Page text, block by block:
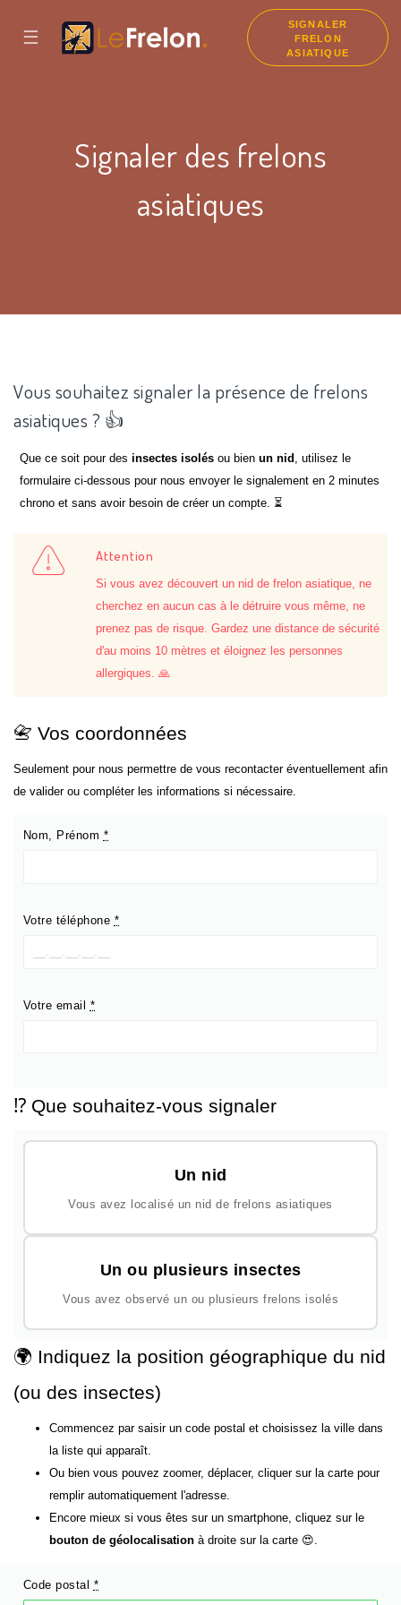
☰
SIGNALER
FRELON
ASIATIQUE
Signaler des frelons
asiatiques
Vous souhaitez signaler la présence de frelons
asiatiques ? 👍
Que ce soit pour desinsectes isolés ou bienun nid , utilisez le
formulaire ci-dessous pour nous envoyer le signalement en 2 minutes
chrono et sans avoir besoin de créer un compte. ⏳
Attention
Si vous avez découvert un nid de frelon asiatique, ne
cherchez en aucun cas à le détruire vous même, ne
prenez pas de risque. Gardez une distance de sécurité
d'au moins 10 mètres et éloignez les personnes
allergiques. 🙏
📇 Vos coordonnées
Seulement pour nous permettre de vous recontacter éventuellement afin
de valider ou compléter les informations si nécessaire.
Nom, Prénom *
Votre téléphone *
Votre email *
⁉️ Que souhaitez-vous signaler
Un nid
Vous avez localisé un nid de frelons asiatiques
Un ou plusieurs insectes
Vous avez observé un ou plusieurs frelons isolés
🌍 Indiquez la position géographique du nid
(ou des insectes)
Commencez par saisir un code postal et choisissez la ville dans
la liste qui apparaît.
Ou bien vous pouvez zoomer, déplacer, cliquer sur la carte pour
remplir automatiquement l'adresse.
Encore mieux si vous êtes sur un smartphone, cliquez sur le
bouton de géolocalisation à droite sur la carte 😍.
Code postal *